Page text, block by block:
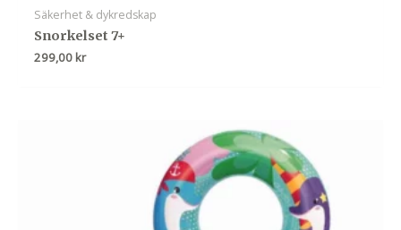
Säkerhet & dykredskap
Snorkelset 7+
299,00 kr